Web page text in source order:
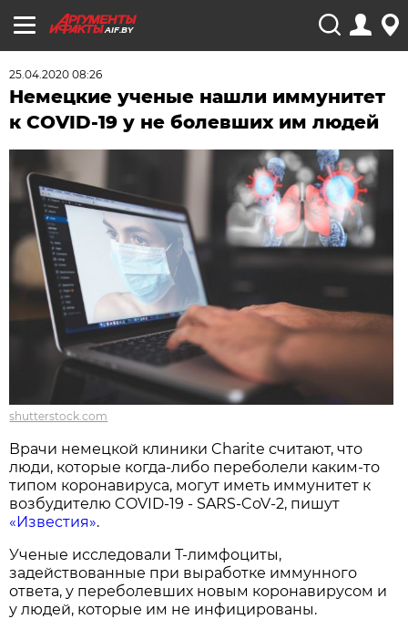
AIF.BY
25.04.2020 08:26
Немецкие ученые нашли иммунитет
к COVID-19 у не болевших им людей
shutterstock.com
Врачи немецкой клиники Charite считают, что
люди, которые когда-либо переболели каким-то
типом коронавируса, могут иметь иммунитет к
возбудителю COVID-19 - SARS-CoV-2, пишут
«Известия».
Ученые исследовали Т-лимфоциты,
задействованные при выработке иммунного
ответа, у переболевших новым коронавирусом и
у людей, которые им не инфицированы.